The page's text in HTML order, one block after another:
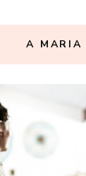
A MARIA